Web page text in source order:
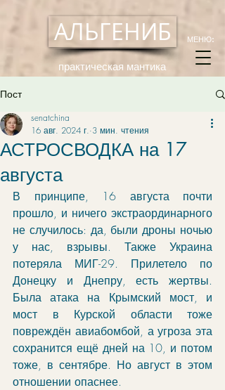
АЛЬГЕНИБ
практическая мантика
МЕНЮ:
Пост
АСТРОСВОДКА на 17
августа
senatchina
16 авг. 2024 г. 3 мин. чтения
В принципе, 16 августа почти
прошло, и ничего экстраординарного
не случилось: да, были дроны ночью
у нас, взрывы. Также Украина
потеряла МИГ-29. Прилетело по
Донецку и Днепру, есть жертвы.
Была атака на Крымский мост, и
мост в Курской области тоже
повреждён авиабомбой, а угроза эта
сохранится ещё дней на 10, и потом
тоже, в сентябре. Но август в этом
отношении опаснее.